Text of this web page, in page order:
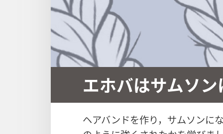
エホバはサムソ
ヘアバンドを作り，サムソンに